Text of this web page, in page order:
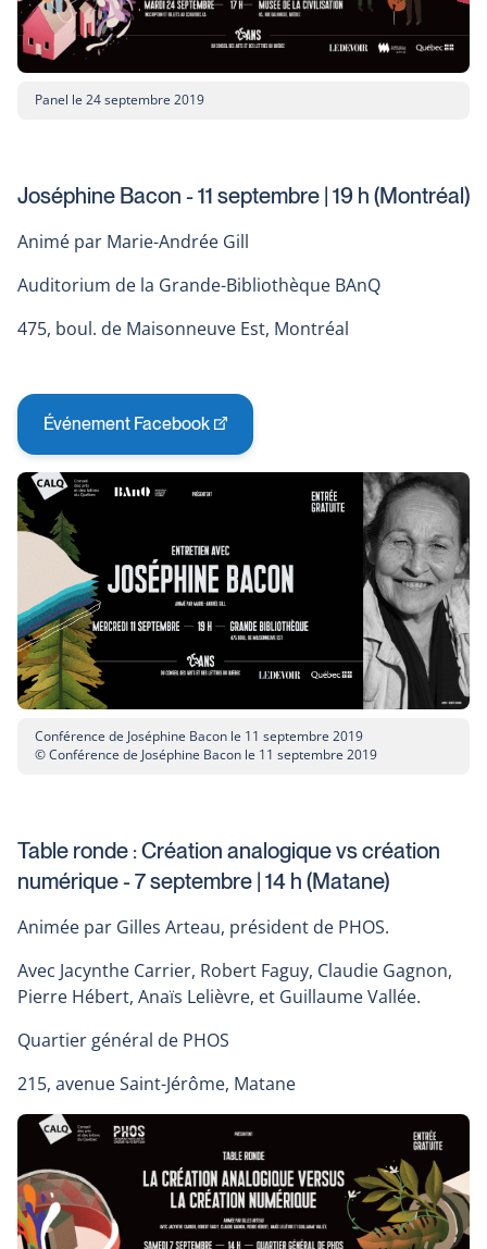
window
Panel le 24 septembre 2019
Joséphine Bacon - 11 septembre | 19 h (Montréal)
Animé par Marie-Andrée Gill
Auditorium de la Grande-Bibliothèque BAnQ
475, boul. de Maisonneuve Est, Montréal
Événement Facebook
This
link
will
open
in
new
window
Conférence de Joséphine Bacon le 11 septembre 2019
© Conférence de Joséphine Bacon le 11 septembre 2019
Table ronde : Création analogique vs création
numérique - 7 septembre | 14 h (Matane)
Animée par Gilles Arteau, président de PHOS.
Avec Jacynthe Carrier, Robert Faguy, Claudie Gagnon,
Pierre Hébert, Anaïs Lelièvre, et Guillaume Vallée.
Quartier général de PHOS
215, avenue Saint-Jérôme, Matane